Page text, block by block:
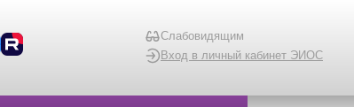
Слабовидящим
Вход в личный кабинет ЭИОС